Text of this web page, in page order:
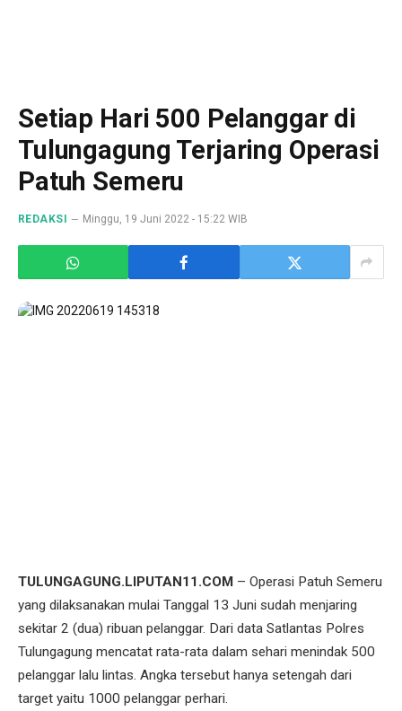
Setiap Hari 500 Pelanggar di
Tulungagung Terjaring Operasi
Patuh Semeru
REDAKSI Minggu, 19 Juni 2022 - 15:22 WIB
TULUNGAGUNG.LIPUTAN11.COM – Operasi Patuh Semeru
yang dilaksanakan mulai Tanggal 13 Juni sudah menjaring
sekitar 2 (dua) ribuan pelanggar. Dari data Satlantas Polres
Tulungagung mencatat rata-rata dalam sehari menindak 500
pelanggar lalu lintas. Angka tersebut hanya setengah dari
target yaitu 1000 pelanggar perhari.